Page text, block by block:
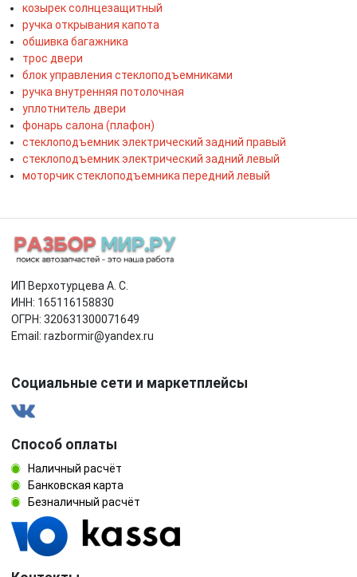
козырек солнцезащитный
ручка открывания капота
обшивка багажника
трос двери
блок управления стеклоподъемниками
ручка внутренняя потолочная
уплотнитель двери
фонарь салона (плафон)
стеклоподъемник электрический задний правый
стеклоподъемник электрический задний левый
моторчик стеклоподъемника передний левый
ИП Верхотурцева А. С.
ИНН: 165116158830
ОГРН: 320631300071649
Email: razbormir@yandex.ru
Социальные сети и маркетплейсы
Способ оплаты
Наличный расчёт
Банковская карта
Безналичный расчёт